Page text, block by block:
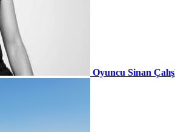
Oyuncu Sinan